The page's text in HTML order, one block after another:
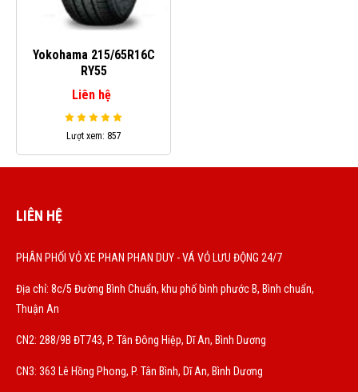
Yokohama 215/65R16C
RY55
Liên hệ
Lượt xem: 857
LIÊN HỆ
PHÂN PHỐI VỎ XE PHAN PHAN DUY - VÁ VỎ LƯU ĐỘNG 24/7
Địa chỉ: 8c/5 Đường Bình Chuẩn, khu phố bình phước B, Bình chuẩn,
Thuận An
CN2: 288/9B ĐT743, P. Tân Đông Hiệp, Dĩ An, Bình Dương
CN3: 363 Lê Hồng Phong, P. Tân Bình, Dĩ An, Bình Dương